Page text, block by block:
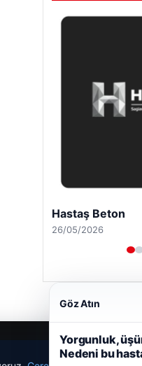
Hastaş Beton
26/05/2026
Göz Atın
Yorgunluk,
Nedeni bu